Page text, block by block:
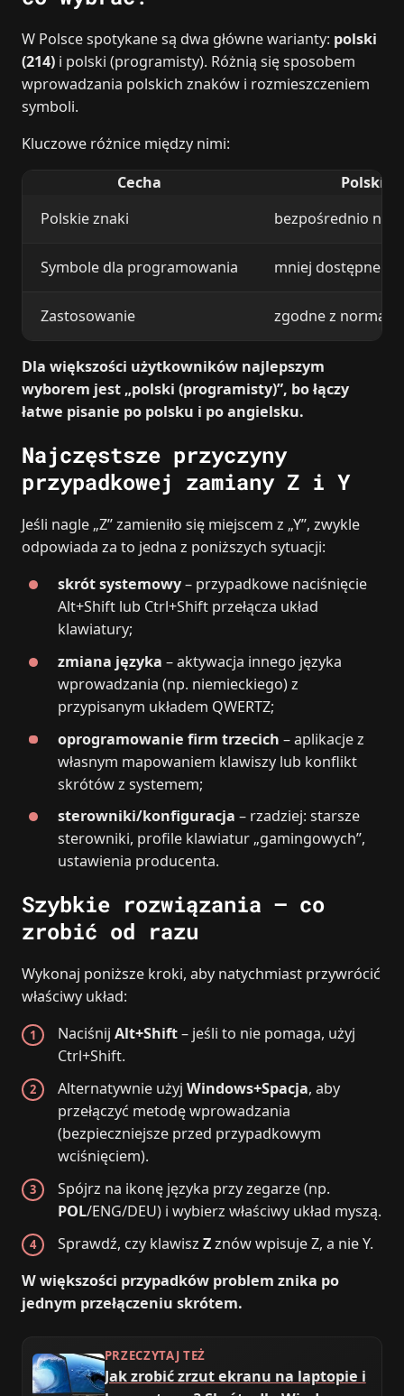
W Polsce spotykane są dwa główne warianty: polski
(214) i polski (programisty). Różnią się sposobem
wprowadzania polskich znaków i rozmieszczeniem
symboli.
Kluczowe różnice między nimi:
Cecha
Polski
Polskie znaki
bezpośrednio na
Symbole dla programowania mniej dostępne
Zastosowanie zgodne z normą
Dla większości użytkowników najlepszym
wyborem jest „polski (programisty)”, bo łączy
łatwe pisanie po polsku i po angielsku.
Najczęstsze przyczyny
przypadkowej zamiany Z i Y
Jeśli nagle „Z” zamieniło się miejscem z „Y”, zwykle
odpowiada za to jedna z poniższych sytuacji:
skrót systemowy– przypadkowe naciśnięcie
Alt+Shift lub Ctrl+Shift przełącza układ
klawiatury;
zmiana języka – aktywacja innego języka
wprowadzania (np. niemieckiego) z
przypisanym układem QWERTZ;
oprogramowanie firm trzecich – aplikacje z
własnym mapowaniem klawiszy lub konflikt
skrótów z systemem;
sterowniki/konfiguracja – rzadziej: starsze
sterowniki, profile klawiatur „gamingowych”,
ustawienia producenta.
Szybkie rozwiązania – co
zrobić od razu
Wykonaj poniższe kroki, aby natychmiast przywrócić
właściwy układ:
NaciśnijAlt+Shift– jeśli to nie pomaga, użyj
Ctrl+Shift.
Alternatywnie użyjWindows+Spacja, aby
przełączyć metodę wprowadzania
(bezpieczniejsze przed przypadkowym
wciśnięciem).
Spójrz na ikonę języka przy zegarze (np.
POL/ENG/DEU) i wybierz właściwy układ myszą.
Sprawdź, czy klawiszZznów wpisuje Z, a nie Y.
W większości przypadków problem znika po
jednym przełączeniu skrótem.
PRZECZYTAJ TEŻ
Jak zrobić zrzut ekranu na laptopie i